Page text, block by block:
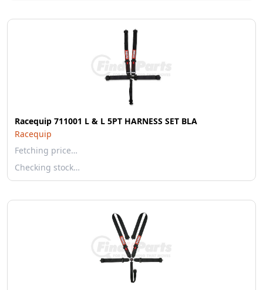
Racequip 711001 L & L 5PT HARNESS SET BLA
Racequip
Fetching price…
Checking stock…